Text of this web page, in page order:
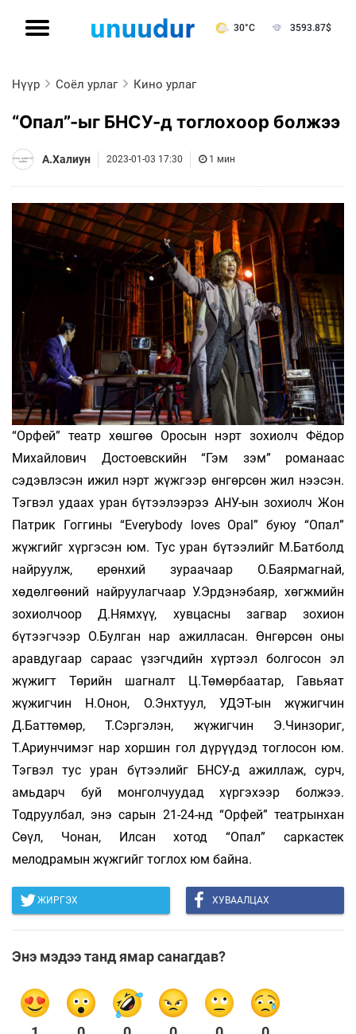
30°C 3593.87$
Нүүр Соёл урлаг Кино урлаг
“Опал”-ыг БНСУ-д тоглохоор болжээ
А.Халиун 2023-01-03 17:30 1 мин
“Орфей” театр хөшгөө Оросын нэрт зохиолч Фёдор
Михайлович Достоевскийн “Гэм зэм” романаас
сэдэвлэсэн ижил нэрт жүжгээр өнгөрсөн жил нээсэн.
Тэгвэл удаах уран бүтээлээрээ АНУ-ын зохиолч Жон
Патрик Гоггины “Everybody loves Opal” буюу “Опал”
жүжгийг хүргэсэн юм. Тус уран бүтээлийг М.Батболд
найруулж, ерөнхий зураачаар О.Баярмагнай,
хөдөлгөөний найруулагчаар У.Эрдэнэбаяр, хөгжмийн
зохиолчоор Д.Нямхүү, хувцасны загвар зохион
бүтээгчээр О.Булган нар ажилласан. Өнгөрсөн оны
аравдугаар сараас үзэгчдийн хүртээл болгосон эл
жүжигт Төрийн шагналт Ц.Төмөрбаатар, Гавьяат
жүжигчин Н.Онон, О.Энхтуул, УДЭТ-ын жүжигчин
Д.Баттөмөр, Т.Сэргэлэн, жүжигчин Э.Чинзориг,
Т.Ариунчимэг нар хоршин гол дүрүүдэд тоглосон юм.
Тэгвэл тус уран бүтээлийг БНСУ-д ажиллаж, сурч,
амьдарч буй монголчуудад хүргэхээр болжээ.
Тодруулбал, энэ сарын 21-24-нд “Орфей” театрынхан
Сөүл, Чонан, Илсан хотод “Опал” саркастек
мелодрамын жүжгийг тоглох юм байна.
ЖИРГЭХ ХУВААЛЦАХ
Энэ мэдээ танд ямар санагдав?